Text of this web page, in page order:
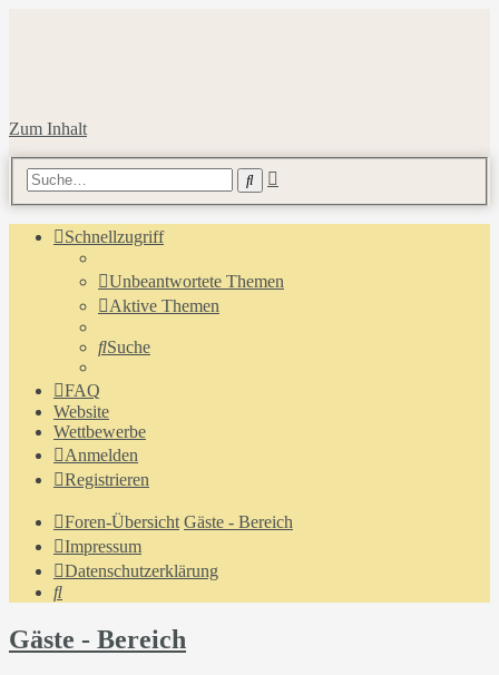
Zum Inhalt
Suche
Schnellzugriff
Unbeantwortete Themen
Aktive Themen
Suche
FAQ
Website
Wettbewerbe
Anmelden
Registrieren
Foren-Übersicht Gäste - Bereich
Impressum
Datenschutzerklärung
Suche
Gäste - Bereich